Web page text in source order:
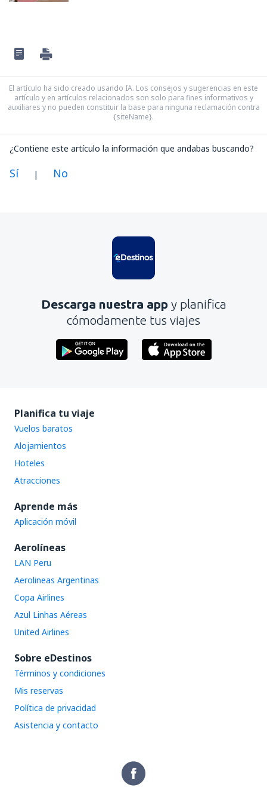
El artículo ha sido creado usando IA. Los consejos y sugerencias en este
artículo y en artículos relacionados son solo para fines informativos y
auxiliares y no pueden constituir la base para ninguna reclamación contra
{siteName}.
¿Contiene este artículo la información que andabas buscando?
Sí | No
Contiene información incorrecta
No profundiza en el tema
Enviar
Descarga nuestra app y planifica
cómodamente tus viajes
Planifica tu viaje
Vuelos baratos
Alojamientos
Hoteles
Atracciones
Aprende más
Aplicación móvil
Aerolíneas
LAN Peru
Aerolineas Argentinas
Copa Airlines
Azul Linhas Aéreas
United Airlines
Sobre eDestinos
Términos y condiciones
Mis reservas
Política de privacidad
Asistencia y contacto